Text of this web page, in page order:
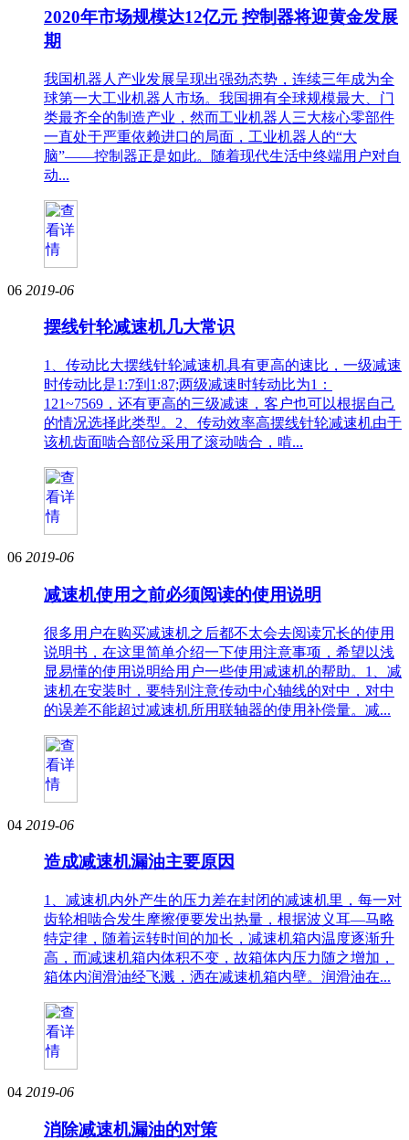
2020年市场规模达12亿元 控制器将迎黄金发展
期
我国机器人产业发展呈现出强劲态势，连续三年成为全
球第一大工业机器人市场。我国拥有全球规模最大、门
类最齐全的制造产业，然而工业机器人三大核心零部件
一直处于严重依赖进口的局面，工业机器人的“大
脑”——控制器正是如此。随着现代生活中终端用户对自
动...
06 2019-06
摆线针轮减速机几大常识
1、传动比大摆线针轮减速机具有更高的速比，一级减速
时传动比是1:7到1:87;两级减速时转动比为1：
121~7569，还有更高的三级减速，客户也可以根据自己
的情况选择此类型。2、传动效率高摆线针轮减速机由于
该机齿面啮合部位采用了滚动啮合，啃...
06 2019-06
减速机使用之前必须阅读的使用说明
很多用户在购买减速机之后都不太会去阅读冗长的使用
说明书，在这里简单介绍一下使用注意事项，希望以浅
显易懂的使用说明给用户一些使用减速机的帮助。1、减
速机在安装时，要特别注意传动中心轴线的对中，对中
的误差不能超过减速机所用联轴器的使用补偿量。减...
04 2019-06
造成减速机漏油主要原因
1、减速机内外产生的压力差在封闭的减速机里，每一对
齿轮相啮合发生摩擦便要发出热量，根据波义耳—马略
特定律，随着运转时间的加长，减速机箱内温度逐渐升
高，而减速机箱内体积不变，故箱体内压力随之增加，
箱体内润滑油经飞溅，洒在减速机箱内壁。润滑油在...
04 2019-06
消除减速机漏油的对策